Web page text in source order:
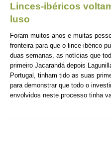
Linces-ibéricos
luso
Foram muitos anos e muitas
fronteira para que o lince-ibérico
duas semanas, as notícias que
primeiro Jacarandá depois
Portugal, tinham tido as suas
para demonstrar que todo o
envolvidos neste processo tinha